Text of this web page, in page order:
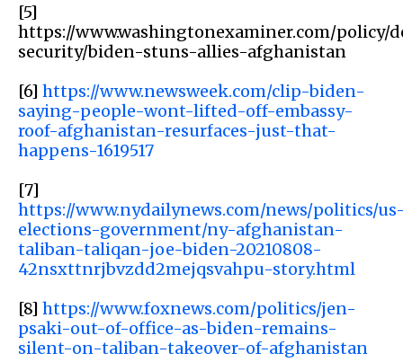
[5]
https://www.washingtonexaminer.com/policy/
security/biden-stuns-allies-afghanistan
[6] https://www.newsweek.com/clip-biden-
saying-people-wont-lifted-off-embassy-
roof-afghanistan-resurfaces-just-that-
happens-1619517
[7]
https://www.nydailynews.com/news/politics/
elections-government/ny-afghanistan-
taliban-taliqan-joe-biden-20210808-
42nsxttnrjbvzdd2mejqsvahpu-story.html
[8] https://www.foxnews.com/politics/jen-
psaki-out-of-office-as-biden-remains-
silent-on-taliban-takeover-of-afghanistan